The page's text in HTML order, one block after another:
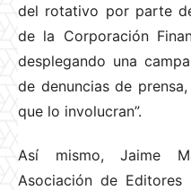
del rotativo por parte
de la Corporación
desplegando una
de denuncias de
que lo involucran”.
Así mismo, Jaime
Asociación de Editores